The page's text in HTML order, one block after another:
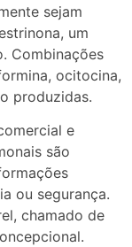
sejam
um
Combinações
ocitocina,
produzidas.
e
são
ou segurança.
chamado de